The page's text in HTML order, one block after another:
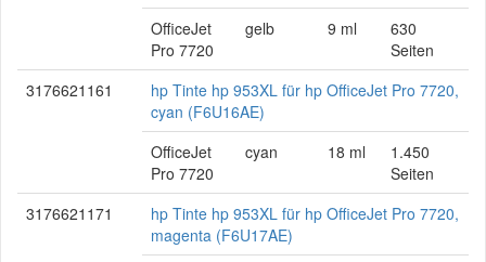
OfficeJet
Pro 7720
gelb 9 ml
630
Seiten
3176621161
hp Tinte hp 953XL für hp OfficeJet Pro 7720,
cyan (F6U16AE)
OfficeJet
Pro 7720
cyan 18 ml
1.450
Seiten
3176621171
hp Tinte hp 953XL für hp OfficeJet Pro 7720,
magenta (F6U17AE)